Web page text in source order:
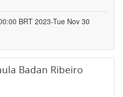
BRT 2023-Tue Nov 30
Badan Ribeiro